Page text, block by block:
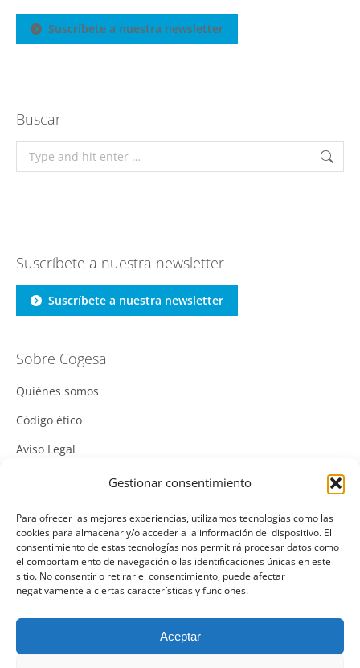
Gestionar consentimiento
Para ofrecer las mejores experiencias, utilizamos tecnologías como las
cookies para almacenar y/o acceder a la información del dispositivo. El
consentimiento de estas tecnologías nos permitirá procesar datos como
el comportamiento de navegación o las identificaciones únicas en este
sitio. No consentir o retirar el consentimiento, puede afectar
negativamente a ciertas características y funciones.
Aceptar
Suscríbete a nuestra newsletter
Buscar
Search:
Suscríbete a nuestra newsletter
Suscríbete a nuestra newsletter
Sobre Cogesa
Quiénes somos
Código ético
Aviso Legal
Política de Cookies
Política Integrada de Gestión
Política de Calidad
Canal Denuncias
Mas información del canal denuncias